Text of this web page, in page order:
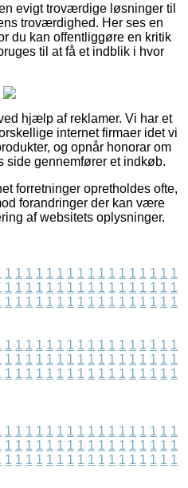
evigt troværdige løsninger til
troværdighed. Her ses en
du kan offentliggøre en kritik
til at få et indblik i hvor
hjælp af reklamer. Vi har et
internet firmaer idet vi
og opnår honorar om
side gennemfører et indkøb.
forretninger opretholdes ofte,
forandringer der kan være
af websitets oplysninger.
1 1 1 1 1 1 1 1 1 1 1 1 1 1 1 1 1
1 1 1 1 1 1 1 1 1 1 1 1 1 1 1 1 1
1 1 1 1 1 1 1 1 1 1 1 1 1 1 1 1 1
1 1 1 1 1 1 1 1 1 1 1 1 1 1 1 1 1
1 1 1 1 1 1 1 1 1 1 1 1 1 1 1 1 1
1 1 1 1 1 1 1 1 1 1 1 1 1 1 1 1 1
1 1 1 1 1 1 1 1 1 1 1 1 1 1 1 1 1
1 1 1 1 1 1 1 1 1 1 1 1 1 1 1 1 1
1 1 1 1 1 1 1 1 1 1 1 1 1 1 1 1 1